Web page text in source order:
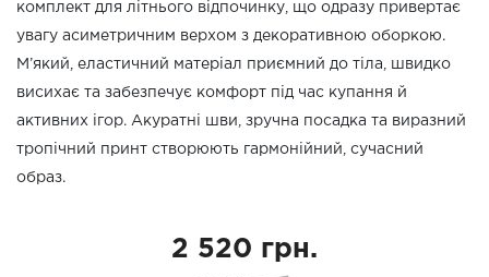
комплект для літнього відпочинку, що одразу привертає
увагу асиметричним верхом з декоративною оборкою.
М’який, еластичний матеріал приємний до тіла, швидко
висихає та забезпечує комфорт під час купання й
активних ігор. Акуратні шви, зручна посадка та виразний
тропічний принт створюють гармонійний, сучасний
образ.
2 520 грн.